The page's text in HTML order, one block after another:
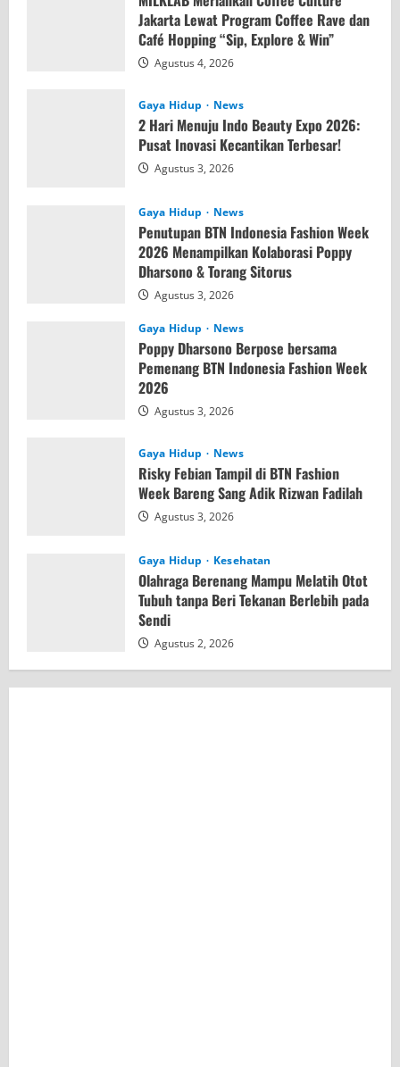
Jakarta Lewat Program Coffee Rave dan
Café Hopping “Sip, Explore & Win”
Agustus 4, 2026
Gaya Hidup News
2 Hari Menuju Indo Beauty Expo 2026:
Pusat Inovasi Kecantikan Terbesar!
Agustus 3, 2026
Gaya Hidup News
Penutupan BTN Indonesia Fashion Week
2026 Menampilkan Kolaborasi Poppy
Dharsono & Torang Sitorus
Agustus 3, 2026
Gaya Hidup News
Poppy Dharsono Berpose bersama
Pemenang BTN Indonesia Fashion Week
2026
Agustus 3, 2026
Gaya Hidup News
Risky Febian Tampil di BTN Fashion
Week Bareng Sang Adik Rizwan Fadilah
Agustus 3, 2026
Gaya Hidup Kesehatan
Olahraga Berenang Mampu Melatih Otot
Tubuh tanpa Beri Tekanan Berlebih pada
Sendi
Agustus 2, 2026